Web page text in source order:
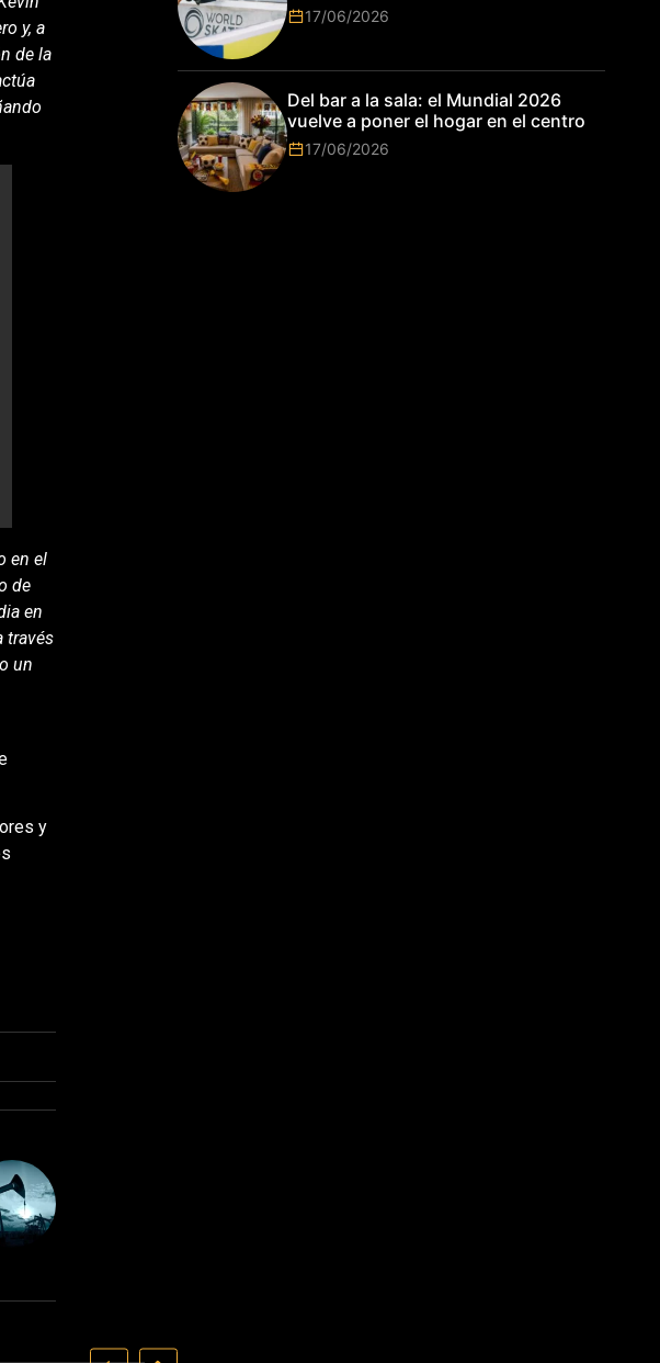
y, a
de la
en el
de
en
través
un
y
Park de Roma 2026!
17/06/2026
Del bar a la sala: el Mundial 2026
vuelve a poner el hogar en el centro
17/06/2026